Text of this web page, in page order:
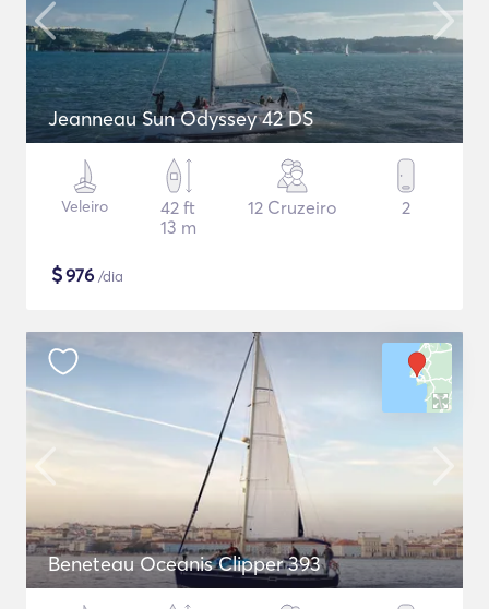
Jeanneau Sun Odyssey 42 DS
Veleiro
42 ft
13 m
12 Cruzeiro 2
$976 /dia
Beneteau Oceanis Clipper 393